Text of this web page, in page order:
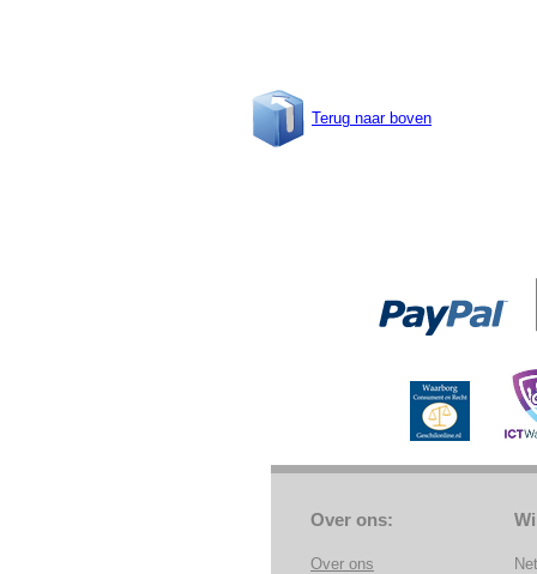
Terug naar boven
Over ons:
Over ons